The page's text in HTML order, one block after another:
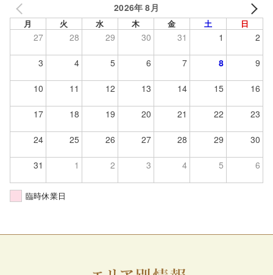
2026年 8月
月 火 水 木 金 土 日
27 28 29 30 31 1 2
3 4 5 6 7 8 9
10 11 12 13 14 15 16
17 18 19 20 21 22 23
24 25 26 27 28 29 30
31 1 2 3 4 5 6
臨時休業日